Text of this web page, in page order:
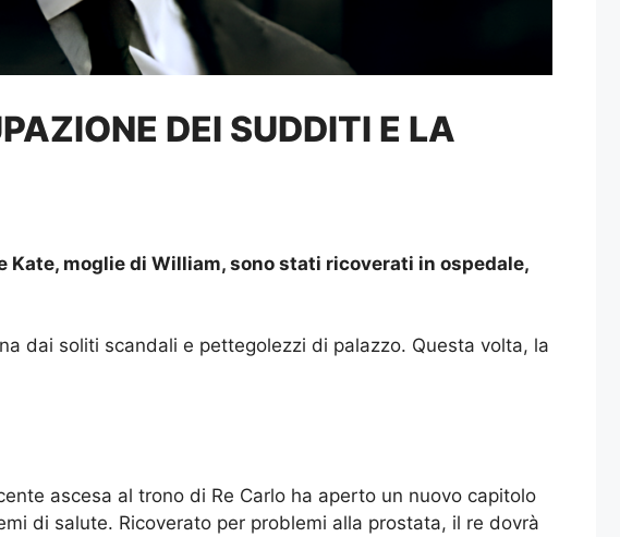
DEI SUDDITI E LA
moglie di William, sono stati ricoverati in ospedale,
dai soliti scandali e pettegolezzi di palazzo. Questa volta, la
ascesa al trono di Re Carlo ha aperto un nuovo capitolo
di salute. Ricoverato per problemi alla prostata, il re dovrà